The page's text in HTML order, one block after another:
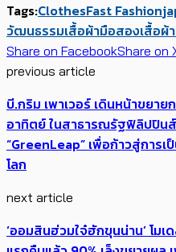
Tags:ClothesFast Fashion
วัฒนธรรมเสื้อผ้ามือสองเสื้อผ้
Share on FacebookShare on
previous article
บี.กริม เพาเวอร์ เดินหน้าขยา
อาทิตย์ ในสาธารณรัฐฟิลิปปิน
“GreenLeap” เพื่อก้าวสู่การ
โลก
next article
‘ออมสินฮ่วมใจ๋ฮักขุนน่าน’ โม